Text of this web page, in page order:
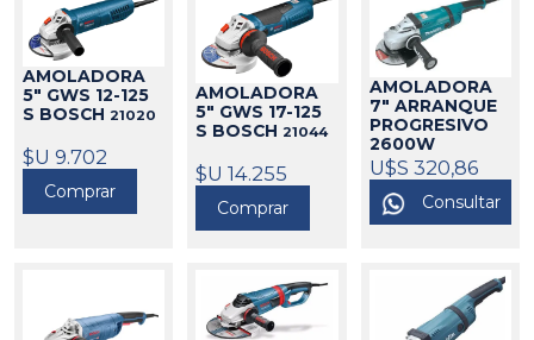
AMOLADORA
5" GWS 12-125
S BOSCH 21020
$U 9.702
Comprar
AMOLADORA
5" GWS 17-125
S BOSCH21044
$U 14.255
Comprar
AMOLADORA
7" ARRANQUE
PROGRESIVO
2600W
GA7040S
MAKITA325188
U$S 320,86
Consultar